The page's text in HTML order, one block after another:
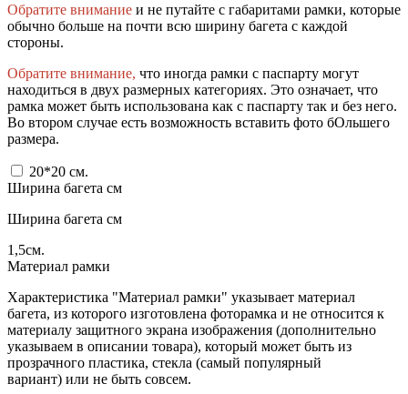
Обратите внимание и не путайте с габаритами рамки, которые
обычно больше на почти всю ширину багета с каждой
стороны.
Обратите внимание, что иногда рамки с паспарту могут
находиться в двух размерных категориях. Это означает, что
рамка может быть использована как с паспарту так и без него.
Во втором случае есть возможность вставить фото бОльшего
размера.
20*20 см.
Ширина багета см
Ширина багета см
1,5см.
Материал рамки
Характеристика "Материал рамки" указывает материал
багета, из которого изготовлена фоторамка и не относится к
материалу защитного экрана изображения (дополнительно
указываем в описании товара), который может быть из
прозрачного пластика, стекла (самый популярный
вариант) или не быть совсем.